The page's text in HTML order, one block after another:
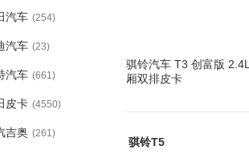
汽车 (254)
汽车 (23)
汽车 (661)
皮卡 (4550)
吉奥 (261)
骐铃汽车 T3 创富版
厢双排皮卡
骐铃T5